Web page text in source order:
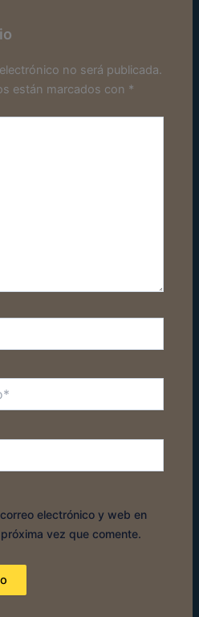
no será publicada.
están marcados con *
electrónico y web en
vez que comente.